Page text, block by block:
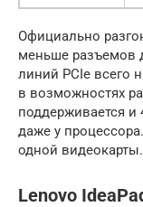
Официально
меньше разъемов
линий PCIe всего
в возможностях
поддерживается и
даже у
одной видеокарты.
Lenovo